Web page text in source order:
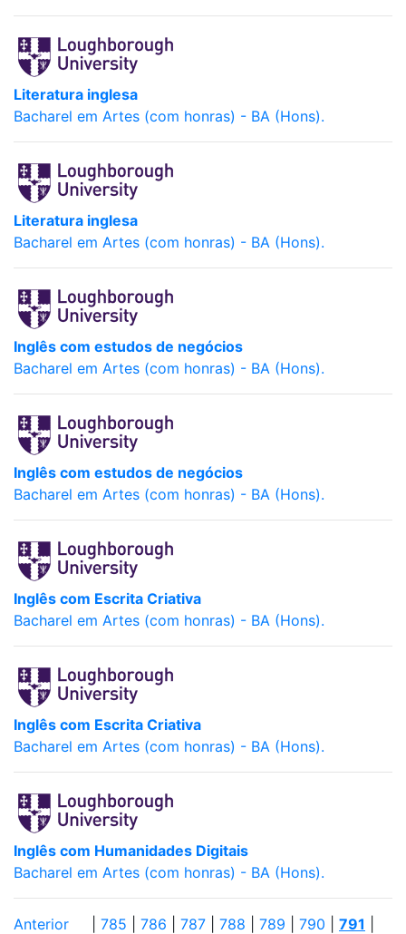
Literatura inglesa
Bacharel em Artes (com honras) - BA (Hons).
Literatura inglesa
Bacharel em Artes (com honras) - BA (Hons).
Inglês com estudos de negócios
Bacharel em Artes (com honras) - BA (Hons).
Inglês com estudos de negócios
Bacharel em Artes (com honras) - BA (Hons).
Inglês com Escrita Criativa
Bacharel em Artes (com honras) - BA (Hons).
Inglês com Escrita Criativa
Bacharel em Artes (com honras) - BA (Hons).
Inglês com Humanidades Digitais
Bacharel em Artes (com honras) - BA (Hons).
Anterior 785 786 787 788 789 790 791